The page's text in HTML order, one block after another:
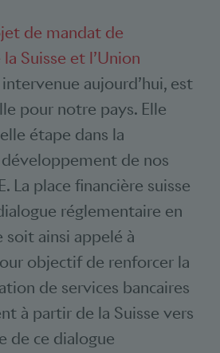
de mandat de
Suisse et l’Union
intervenue aujourd’hui, est
pour notre pays. Elle
étape dans la
de nos
La place financière suisse
réglementaire en
soit ainsi appelé à
objectif de renforcer la
de services bancaires
à partir de la Suisse vers
de ce dialogue